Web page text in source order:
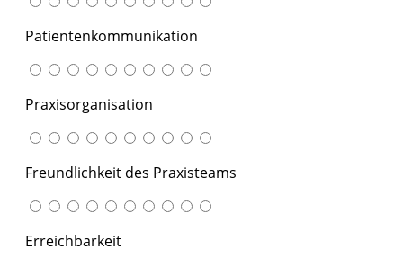
Patientenkommunikation
Praxisorganisation
Freundlichkeit des Praxisteams
Erreichbarkeit